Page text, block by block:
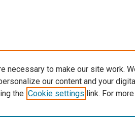
necessary to make our site work.
our content and your
the Cookie settings link. For